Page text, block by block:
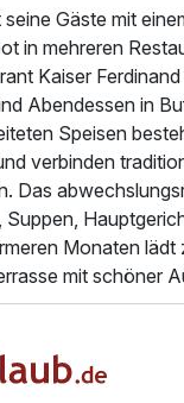
Gäste mit
in mehreren
Kaiser
Abendessen in
Speisen
verbinden
Das
Monaten lädt
mit schöner
Restaurant
Spezialitäten mit